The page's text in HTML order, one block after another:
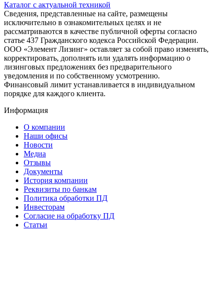
Каталог с актуальной техникой
Сведения, представленные на сайте, размещены
исключительно в ознакомительных целях и не
рассматриваются в качестве публичной оферты согласно
статье 437 Гражданского кодекса Российской Федерации.
ООО «Элемент Лизинг» оставляет за собой право изменять,
корректировать, дополнять или удалять информацию о
лизинговых предложениях без предварительного
уведомления и по собственному усмотрению.
Финансовый лимит устанавливается в индивидуальном
порядке для каждого клиента.
Информация
О компании
Наши офисы
Новости
Медиа
Отзывы
Документы
История компании
Реквизиты по банкам
Политика обработки ПД
Инвесторам
Согласие на обработку ПД
Статьи